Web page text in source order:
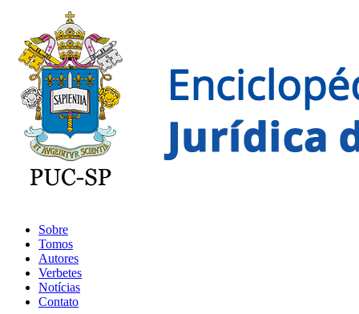
Sobre
Tomos
Autores
Verbetes
Notícias
Contato